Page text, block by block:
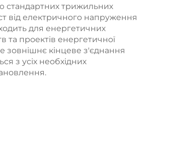
стандартних трижильних
від електричного напруження
для енергетичних
та проектів енергетичної
зовнішнє кінцеве з'єднання
з усіх необхідних